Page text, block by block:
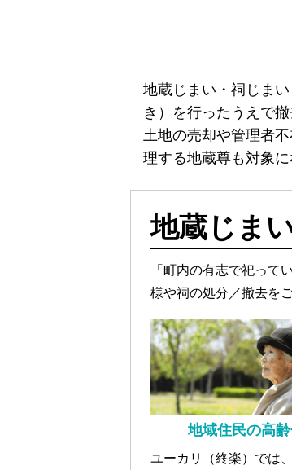
地蔵じまい・祠じま
き）を行ったうえで
土地の売却や管理者
理する地蔵尊も対象
地蔵じま
「町内の有志で祀って
様や祠の処分／撤去を
地域住民の高
ユーカリ（終楽）では